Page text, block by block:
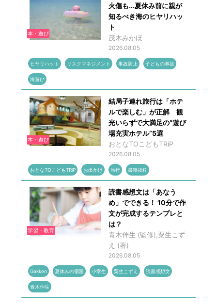
本・遊び
火傷も...夏休み前に親が
知るべき海のヒヤリハッ
ト
茂木みかほ
2026.08.05
ヒヤリハット リスクマネジメント 事故防止 子どもの事故
海遊び
本・遊び
結局子連れ旅行は「ホテ
ルで楽しむ」が正解 観
光いらずで大満足の“遊び
場充実ホテル”5選
おとなTOこどもTRiP
2026.08.05
おとなTOこどもTRiP お出かけ 旅行 書籍抜粋
学習・教育
読書感想文は「あなう
め」でできる！ 10分で作
文が完成するテンプレと
は？
青木伸生 (監修),粟生こず
え (著)
2026.08.05
Gakken 夏休みの宿題 小学生 粟生こずえ 読書感想文
青木伸生